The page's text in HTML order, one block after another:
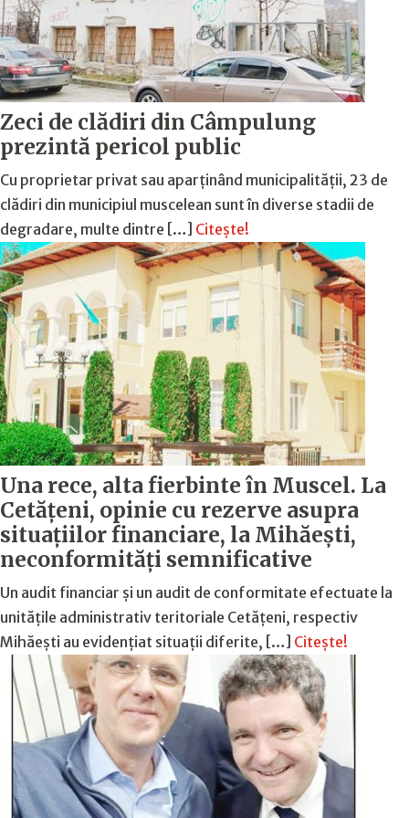
Zeci de clădiri din Câmpulung
prezintă pericol public
Cu proprietar privat sau aparținând municipalității, 23 de
clădiri din municipiul muscelean sunt în diverse stadii de
degradare, multe dintre […] Citește!
Una rece, alta fierbinte în Muscel. La
Cetăţeni, opinie cu rezerve asupra
situaţiilor financiare, la Mihăeşti,
neconformităţi semnificative
Un audit financiar și un audit de conformitate efectuate la
unitățile administrativ teritoriale Cetățeni, respectiv
Mihăești au evidențiat situații diferite, […] Citește!